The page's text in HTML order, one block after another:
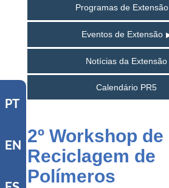
PT
EN
Programas de Extensão
Eventos de Extensão
Notícias da Extensão
Calendário PR5
2º Workshop de
Reciclagem de
Polímeros